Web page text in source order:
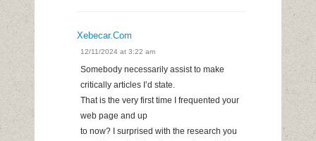
Xebecar.com
12/11/2024 at 3:22 am
Somebody necessarily assist to make
critically articles I’d state.
That is the very first time I frequented your
web page and up
to now? I surprised with the research you